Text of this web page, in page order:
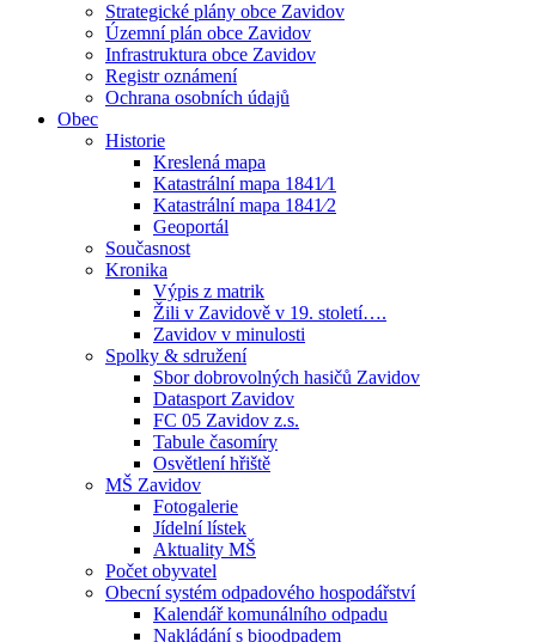
Strategické plány obce Zavidov
Územní plán obce Zavidov
Infrastruktura obce Zavidov
Registr oznámení
Ochrana osobních údajů
Obec
Historie
Kreslená mapa
Katastrální mapa 1841⁄1
Katastrální mapa 1841⁄2
Geoportál
Současnost
Kronika
Výpis z matrik
Žili v Zavidově v 19. století….
Zavidov v minulosti
Spolky & sdružení
Sbor dobrovolných hasičů Zavidov
Datasport Zavidov
FC 05 Zavidov z.s.
Tabule časomíry
Osvětlení hřiště
MŠ Zavidov
Fotogalerie
Jídelní lístek
Aktuality MŠ
Počet obyvatel
Obecní systém odpadového hospodářství
Kalendář komunálního odpadu
Nakládání s bioodpadem